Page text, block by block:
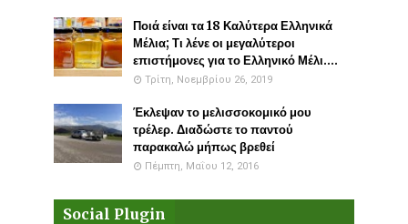
Ποιά είναι τα 18 Καλύτερα Ελληνικά
Μέλια; Τι λένε οι μεγαλύτεροι
επιστήμονες για το Ελληνικό Μέλι....
Τρίτη, Νοεμβρίου 26, 2019
Έκλεψαν το μελισσοκομικό μου
τρέλερ. Διαδώστε το παντού
παρακαλώ μήπως βρεθεί
Πέμπτη, Μαΐου 12, 2016
Social Plugin